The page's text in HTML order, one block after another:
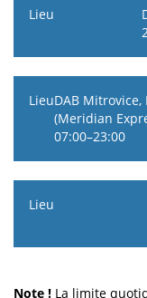
DAB
(Meridian
07:00–23:00
Note ! La limite